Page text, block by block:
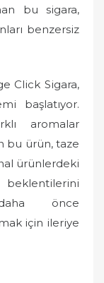
bu sigara,
benzersiz
Click Sigara,
başlatıyor.
aromalar
bu ürün, taze
ürünlerdeki
önce
için ileriye